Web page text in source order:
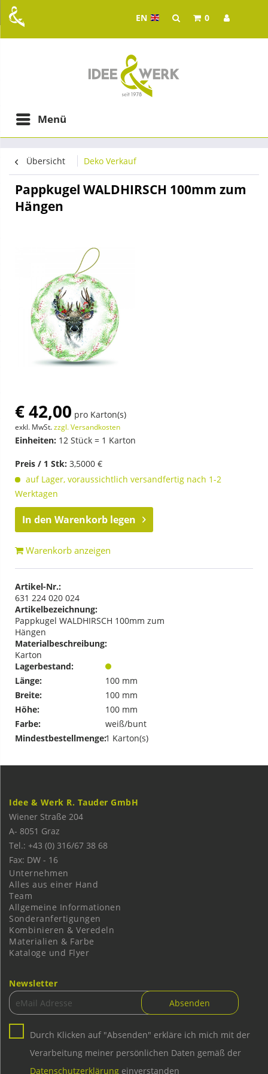
EN Idee & Werk - your
0
Menü
Übersicht Deko Verkauf
in Graz
Pappkugel WALDHIRSCH 100mm zum
Hängen
€ 42,00 pro Karton(s)
exkl. MwSt.zzgl. Versandkosten
Einheiten: 12 Stück = 1 Karton
Preis / 1 Stk: 3,5000 €
auf Lager, voraussichtlich versandfertig nach 1-2
Werktagen
In den Warenkorb legen
Warenkorb anzeigen
Artikel-Nr.:
631 224 020 024
Artikelbezeichnung:
Pappkugel WALDHIRSCH 100mm zum
Hängen
Materialbeschreibung:
Karton
Lagerbestand:
Länge:
100 mm
Breite:
100 mm
Höhe:
100 mm
Farbe:
weiß/bunt
Mindestbestellmenge:1 Karton(s)
Idee & Werk R. Tauder GmbH
Wiener Straße 204
A- 8051 Graz
Tel.: +43 (0) 316/67 38 68
Fax: DW - 16
Unternehmen
Alles aus einer Hand
Team
Allgemeine Informationen
Sonderanfertigungen
Kombinieren & Veredeln
Materialien & Farbe
Kataloge und Flyer
Newsletter
Durch Klicken auf "Absenden" erkläre ich mich mit der
Verarbeitung meiner persönlichen Daten gemäß der
Datenschutzerklärung einverstanden